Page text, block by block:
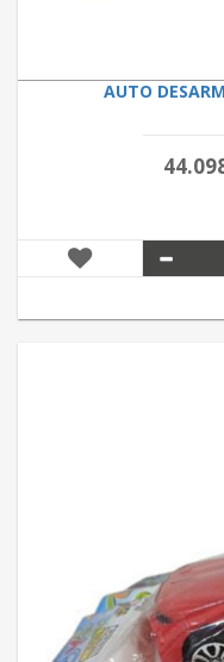
AUTO